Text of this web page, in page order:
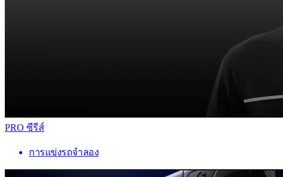
PRO ซีรีส์
การแข่งรถจำลอง